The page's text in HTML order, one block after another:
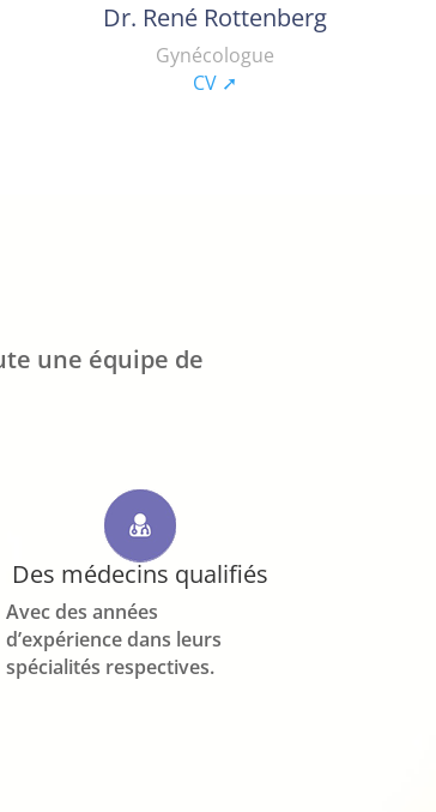
Dr. René Rottenberg
Gynécologue
CV ➚
une équipe de
Des médecins qualifiés
Avec des années
d’expérience dans leurs
spécialités respectives.